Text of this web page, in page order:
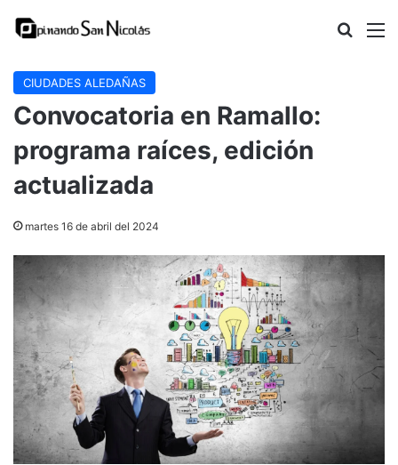
Buscar
CIUDADES ALEDAÑAS
Convocatoria en Ramallo:
programa raíces, edición
actualizada
martes 16 de abril del 2024